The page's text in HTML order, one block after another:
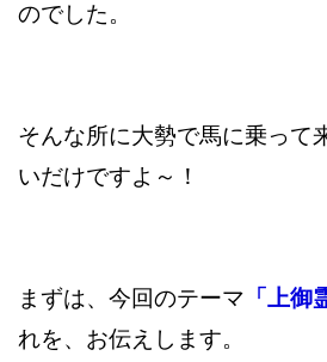
のでした。
そんな所に大勢で馬に乗って
いだけですよ～！
まずは、今回のテーマ 「上御
れを、お伝えします。